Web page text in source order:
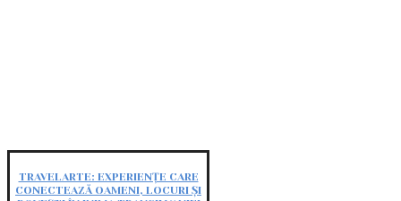
TRAVELARTE: EXPERIENȚE CARE
CONECTEAZĂ OAMENI, LOCURI ȘI